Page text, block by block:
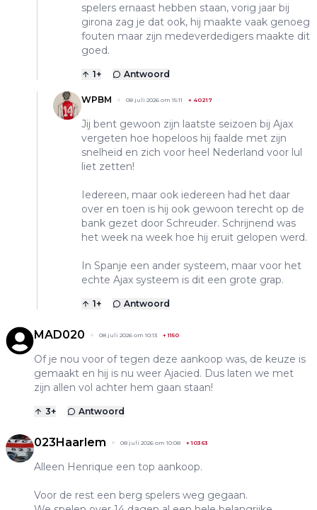
spelers ernaast hebben staan, vorig jaar bij
girona zag je dat ook, hij maakte vaak genoeg
fouten maar zijn medeverdedigers maakte dit
goed.
1+ Antwoord
WPBM 08 juli 2026 om 15:11 + 40217
Jij bent gewoon zijn laatste seizoen bij Ajax
vergeten hoe hopeloos hij faalde met zijn
snelheid en zich voor heel Nederland voor lul
liet zetten!
Iedereen, maar ook iedereen had het daar
over en toen is hij ook gewoon terecht op de
bank gezet door Schreuder. Schrijnend was
het week na week hoe hij eruit gelopen werd.
In Spanje een ander systeem, maar voor het
echte Ajax systeem is dit een grote grap.
1+ Antwoord
MAD020 08 juli 2026 om 10:13 +1150
Of je nou voor of tegen deze aankoop was, de keuze is
gemaakt en hij is nu weer Ajacied. Dus laten we met
zijn allen vol achter hem gaan staan!
3+ Antwoord
023Haarlem 08 juli 2026 om 10:08 +10363
Alleen Henrique een top aankoop.
Voor de rest een berg spelers weg gegaan.